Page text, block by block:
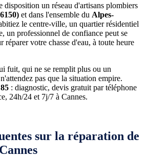
disposition un réseau d'artisans plombiers
et dans l'ensemble du Alpes-
le centre-ville, un quartier résidentiel
un professionnel de confiance peut se
réparer votre chasse d'eau, à toute heure
fuit, qui ne se remplit plus ou un
pas que la situation empire.
: diagnostic, devis gratuit par téléphone
24h/24 et 7j/7 à Cannes.
sur la réparation de